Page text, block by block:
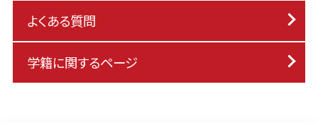
よくある質問
学籍に関するページ